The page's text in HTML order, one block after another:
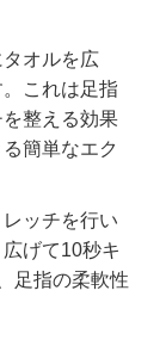
オルを広
これは足指
整える効果
簡単なエク
ッチを行い
げて10秒キ
足指の柔軟性